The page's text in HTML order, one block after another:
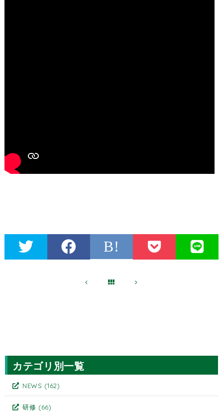
B!
カテゴリ別一覧
NEWS (162)
研修 (66)